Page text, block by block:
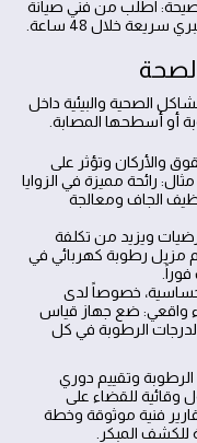
اطلب من فني صيانة
خلال 48 ساعة.
الصحية والبيئية داخل
أو أسطحها المصابة.
والأركان وتؤثر على
رائحة مميزة في الزوايا
الجاف ومعالجة
ويزيد من تكلفة
مزيل رطوبة كهربائي في
خصوصاً لدى
واقعي: ضع جهاز قياس
الرطوبة في كل
وتقييم دوري
وقائية للقضاء على
فنية موثوقة وخطة
المبكر.